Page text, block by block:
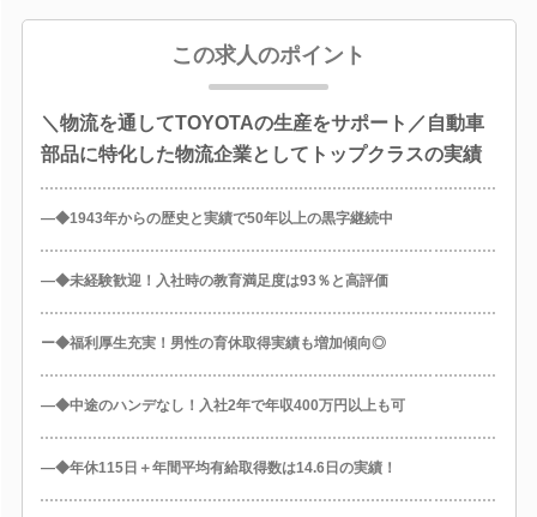
この求人のポイント
＼物流を通してTOYOTAの生産をサポート／自動車
部品に特化した物流企業としてトップクラスの実績
―◆1943年からの歴史と実績で50年以上の黒字継続中
―◆未経験歓迎！入社時の教育満足度は93％と高評価
ー◆福利厚生充実！男性の育休取得実績も増加傾向◎
―◆中途のハンデなし！入社2年で年収400万円以上も可
―◆年休115日＋年間平均有給取得数は14.6日の実績！